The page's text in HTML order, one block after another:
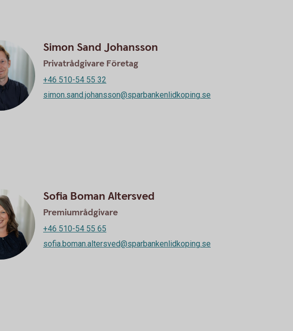
Simon Sand Johansson
Privatrådgivare Företag
+46 510-54 55 32
simon.sand.johansson@sparbankenlidkoping.se
Sofia Boman Altersved
Premiumrådgivare
+46 510-54 55 65
sofia.boman.altersved@sparbankenlidkoping.se